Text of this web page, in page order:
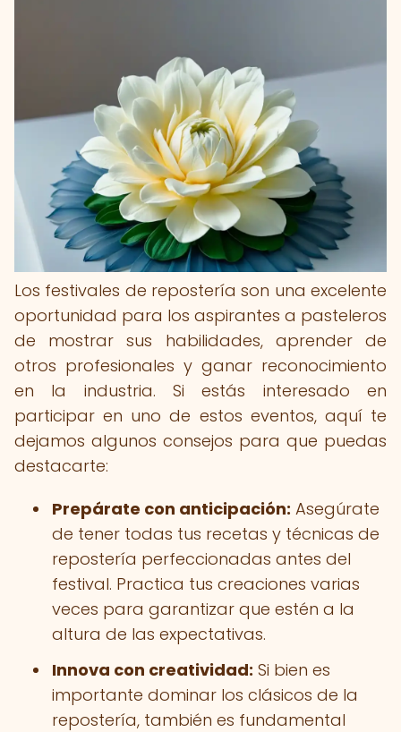
Los festivales de repostería son una excelente
oportunidad para los aspirantes a pasteleros
de mostrar sus habilidades, aprender de
otros profesionales y ganar reconocimiento
en la industria. Si estás interesado en
participar en uno de estos eventos, aquí te
dejamos algunos consejos para que puedas
destacarte:
Prepárate con anticipación: Asegúrate
de tener todas tus recetas y técnicas de
repostería perfeccionadas antes del
festival. Practica tus creaciones varias
veces para garantizar que estén a la
altura de las expectativas.
Innova con creatividad: Si bien es
importante dominar los clásicos de la
repostería, también es fundamental